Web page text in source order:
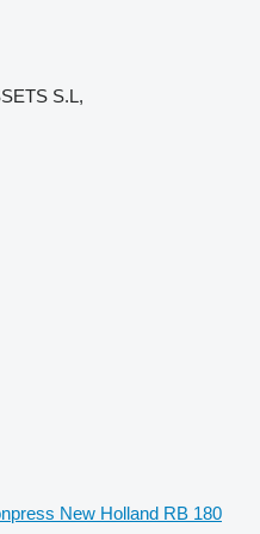
S.L,
New Holland RB 180